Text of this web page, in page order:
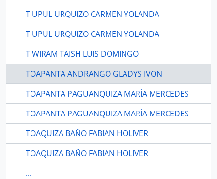
TIUPUL URQUIZO CARMEN YOLANDA
TIUPUL URQUIZO CARMEN YOLANDA
TIWIRAM TAISH LUIS DOMINGO
TOAPANTA ANDRANGO GLADYS IVON
TOAPANTA PAGUANQUIZA MARÍA MERCEDES
TOAPANTA PAGUANQUIZA MARÍA MERCEDES
TOAQUIZA BAÑO FABIAN HOLIVER
TOAQUIZA BAÑO FABIAN HOLIVER
...